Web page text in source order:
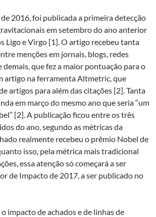
2016, foi publicada a primeira detecção
em setembro do ano anterior
Ligo e Virgo [1]. O artigo recebeu tanta
menções em jornais, blogs, redes
demais, que fez a maior pontuação para o
artigo na ferramenta Altmetric, que
artigos para além das citações [2]. Tanta
em março do mesmo ano que seria “um
[2]. A publicação ficou entre os três
do ano, segundo as métricas da
realmente recebeu o prêmio Nobel de
isso, pela métrica mais tradicional
essa atenção só começará a ser
de Impacto de 2017, a ser publicado no
impacto de achados e de linhas de